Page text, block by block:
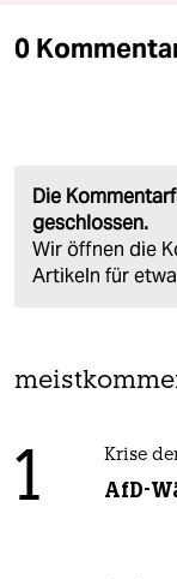
0
Die
geschlossen.
Wir öffnen die
Artikeln für
1 Krise
AfD-